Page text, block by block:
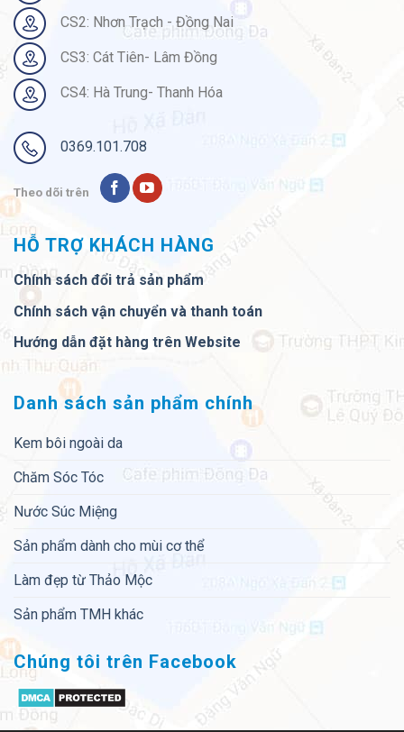
CS2: Nhơn Trạch - Đồng Nai
CS3: Cát Tiên- Lâm Đồng
CS4: Hà Trung- Thanh Hóa
0369.101.708
Theo dõi trên
HỖ TRỢ KHÁCH HÀNG
Chính sách đổi trả sản phẩm
Chính sách vận chuyển và thanh toán
Hướng dẫn đặt hàng trên Website
Danh sách sản phẩm chính
Kem bôi ngoài da
Chăm Sóc Tóc
Nước Súc Miệng
Sản phẩm dành cho mùi cơ thể
Làm đẹp từ Thảo Mộc
Sản phẩm TMH khác
Chúng tôi trên Facebook